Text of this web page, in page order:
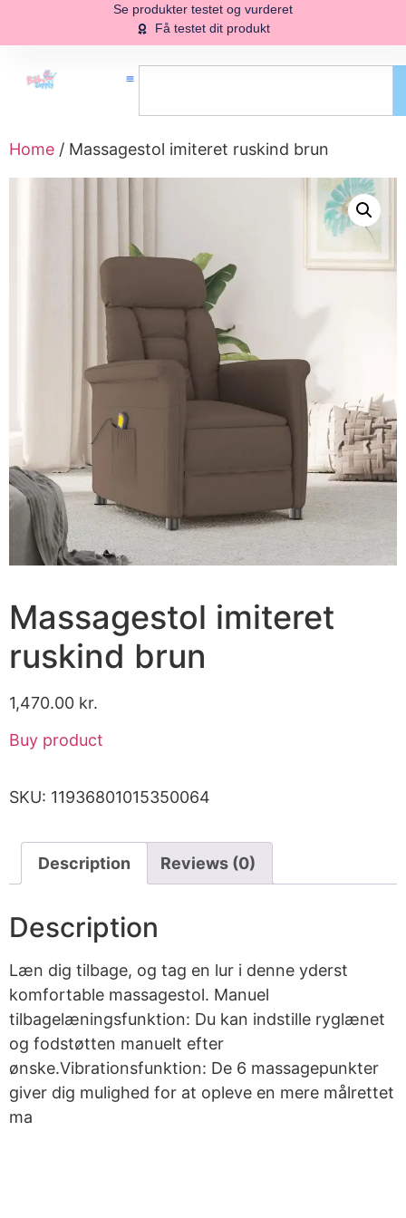
Se produkter testet og vurderet
Få testet dit produkt
Home / Massagestol imiteret ruskind brun
Massagestol imiteret
ruskind brun
1,470.00 kr.
Buy product
SKU: 11936801015350064
Description Reviews (0)
Description
Læn dig tilbage, og tag en lur i denne yderst
komfortable massagestol. Manuel
tilbagelæningsfunktion: Du kan indstille ryglænet
og fodstøtten manuelt efter
ønske.Vibrationsfunktion: De 6 massagepunkter
giver dig mulighed for at opleve en mere målrettet
ma